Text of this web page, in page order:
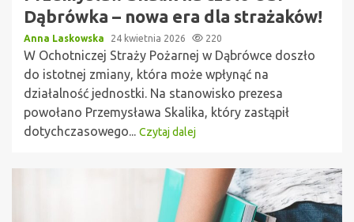
Dąbrówka – nowa era dla strażaków!
Anna Laskowska 24 kwietnia 2026 220
W Ochotniczej Straży Pożarnej w Dąbrówce doszło
do istotnej zmiany, która może wpłynąć na
działalność jednostki. Na stanowisko prezesa
powołano Przemysława Skalika, który zastąpił
dotychczasowego... Czytaj dalej